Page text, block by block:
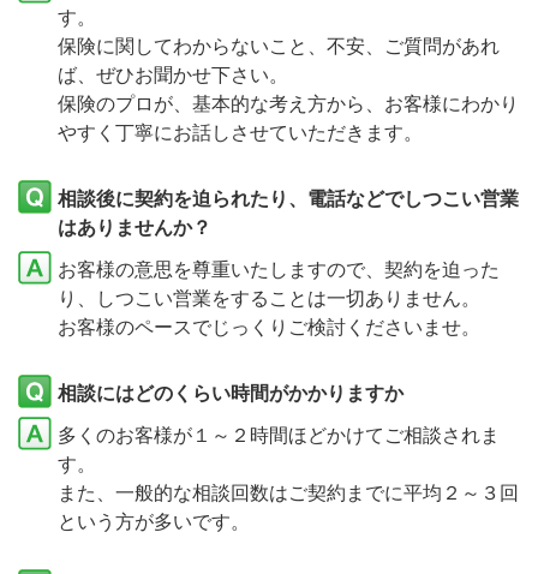
す。
保険に関してわからないこと、不安、ご質問があれ
ば、ぜひお聞かせ下さい。
保険のプロが、基本的な考え方から、お客様にわかり
やすく丁寧にお話しさせていただきます。
相談後に契約を迫られたり、電話などでしつこい営業
はありませんか？
お客様の意思を尊重いたしますので、契約を迫った
り、しつこい営業をすることは一切ありません。
お客様のペースでじっくりご検討くださいませ。
相談にはどのくらい時間がかかりますか
多くのお客様が１～２時間ほどかけてご相談されま
す。
また、一般的な相談回数はご契約までに平均２～３回
という方が多いです。